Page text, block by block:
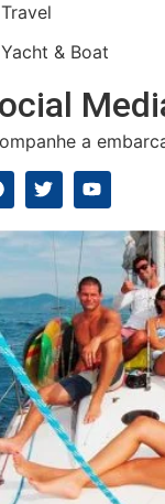
Travel
Yacht & Boat
a